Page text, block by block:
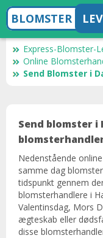
BLOMSTER
Express-Blomster-
Online
Send Blomster i
Send blomster i
Nedenstående
samme dag
tidspunkt gennem
blomsterhandlere i
Valentinsdag, Mors
ægteskab eller
disse